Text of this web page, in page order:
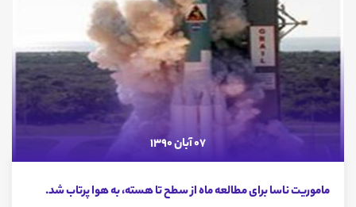
07 آبان 1390
ماموریت ناسا برای مطالعه ماه از سطح تا هسته، به هوا پرتاب شد.